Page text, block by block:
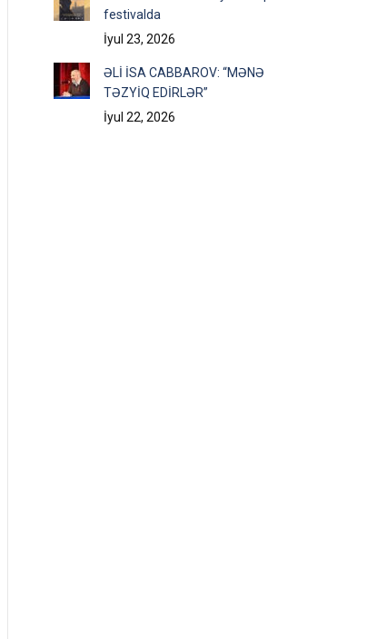
festivalda
İyul 23, 2026
ƏLİ İSA CABBAROV: “MƏNƏ
TƏZYİQ EDİRLƏR”
İyul 22, 2026